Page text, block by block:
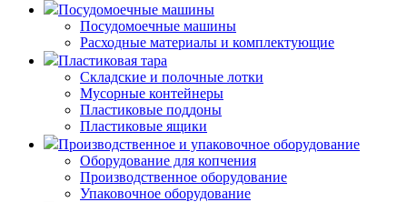
Посудомоечные машины
Посудомоечные машины
Расходные материалы и комплектующие
Пластиковая тара
Складские и полочные лотки
Мусорные контейнеры
Пластиковые поддоны
Пластиковые ящики
Производственное и упаковочное оборудование
Оборудование для копчения
Производственное оборудование
Упаковочное оборудование